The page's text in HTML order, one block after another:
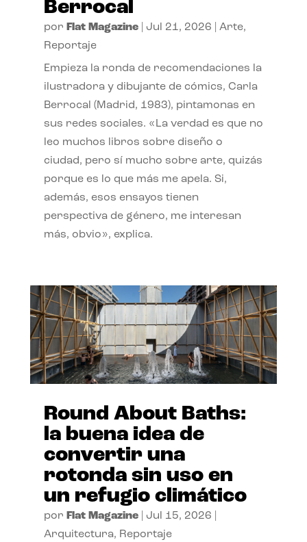
Berrocal
por Flat Magazine| Jul 21, 2026 Arte,
Reportaje
Empieza la ronda de recomendaciones la
ilustradora y dibujante de cómics, Carla
Berrocal (Madrid, 1983), pintamonas en
sus redes sociales. «La verdad es que no
leo muchos libros sobre diseño o
ciudad, pero sí mucho sobre arte, quizás
porque es lo que más me apela. Si,
además, esos ensayos tienen
perspectiva de género, me interesan
más, obvio», explica.
Round About Baths:
la buena idea de
convertir una
rotonda sin uso en
un refugio climático
por Flat Magazine| Jul 15, 2026
Arquitectura, Reportaje